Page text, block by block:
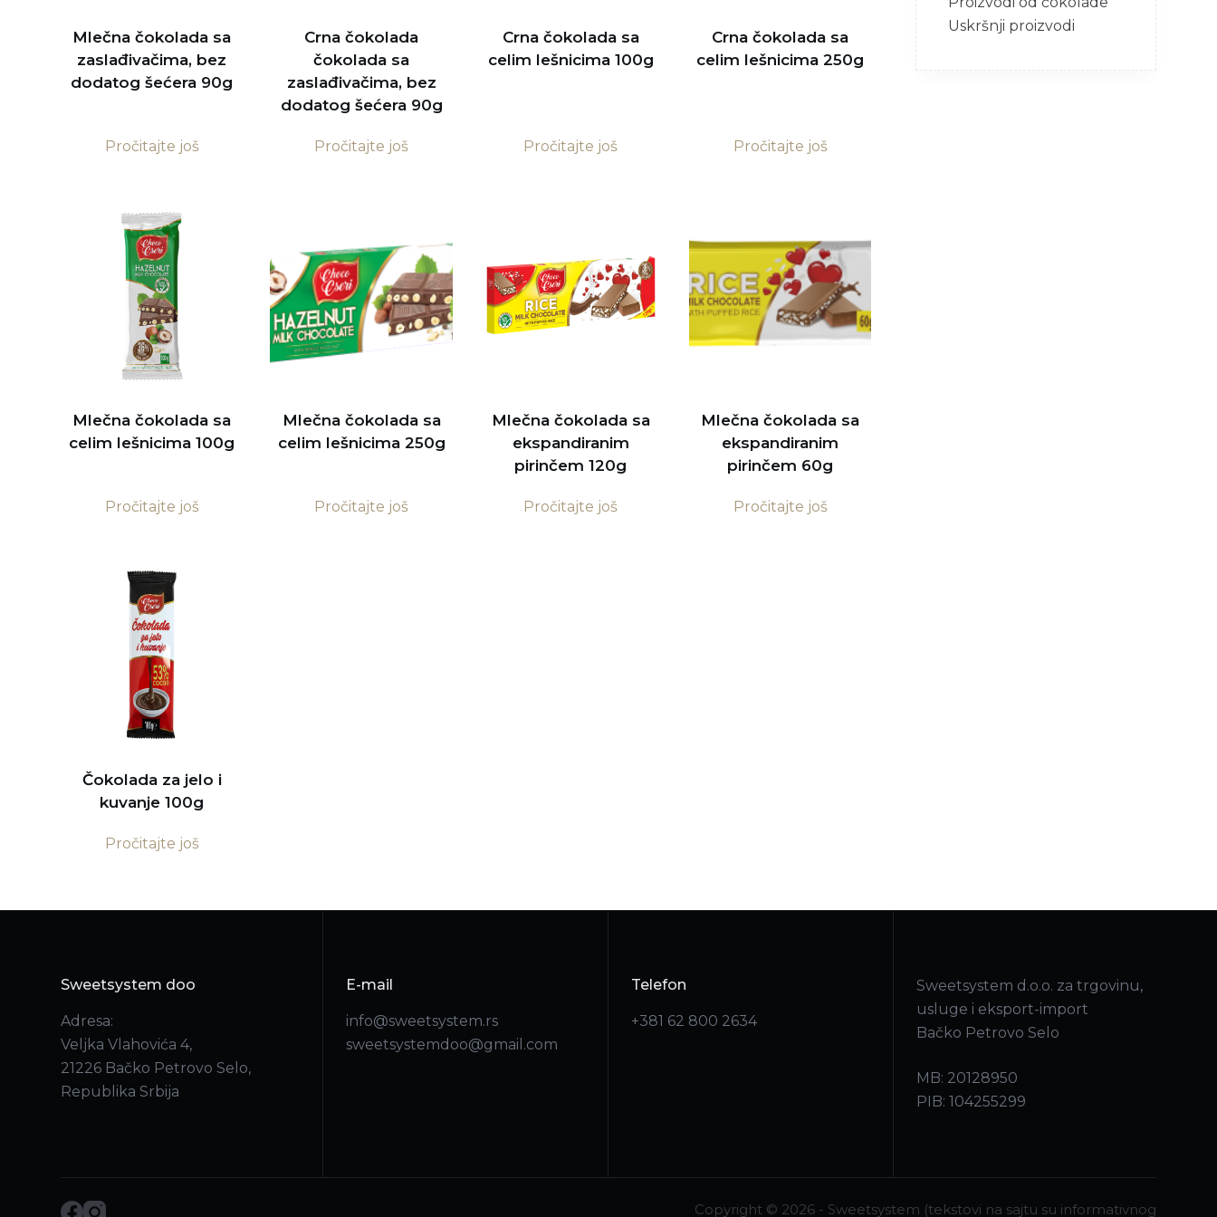
Mlečna čokolada sa
zaslađivačima, bez
dodatog šećera 90g
Pročitajte još
Crna čokolada
čokolada sa
zaslađivačima, bez
dodatog šećera 90g
Pročitajte još
Crna čokolada sa
celim lešnicima 100g
Pročitajte još
Crna čokolada sa
celim lešnicima 250g
Pročitajte još
Mlečna čokolada sa
celim lešnicima 100g
Pročitajte još
Mlečna čokolada sa
celim lešnicima 250g
Pročitajte još
Mlečna čokolada sa
ekspandiranim
pirinčem 120g
Pročitajte još
Mlečna čokolada sa
ekspandiranim
pirinčem 60g
Pročitajte još
Čokolada za jelo i
kuvanje 100g
Pročitajte još
Uskršnji proizvodi
Sweetsystem doo
Adresa:
Veljka Vlahovića 4,
21226 Bačko Petrovo Selo,
Republika Srbija
E-mail
info@sweetsystem.rs
sweetsystemdoo@gmail.com
Telefon
+381 62 800 2634
Sweetsystem d.o.o. za trgovinu,
usluge i eksport-import
Bačko Petrovo Selo
MB: 20128950
PIB: 104255299
Copyright © 2026 - Sweetsystem (tekstovi na sajtu su informativnog